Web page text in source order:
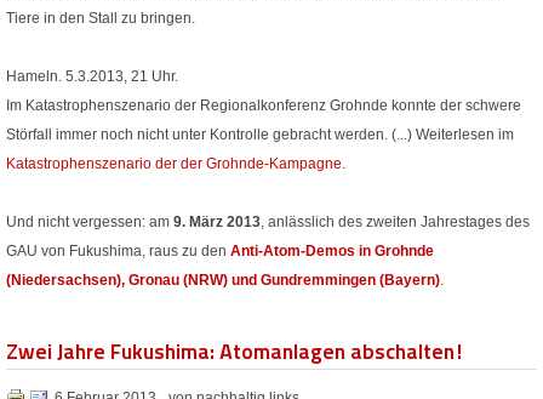
Tiere in den Stall zu bringen.
Hameln. 5.3.2013, 21 Uhr.
Im Katastrophenszenario der Regionalkonferenz Grohnde konnte der schwere
Störfall immer noch nicht unter Kontrolle gebracht werden. (...) Weiterlesen im
Katastrophenszenario der der Grohnde-Kampagne.
Und nicht vergessen: am 9. März 2013, anlässlich des zweiten Jahrestages des
GAU von Fukushima, raus zu den Anti-Atom-Demos in Grohnde
(Niedersachsen), Gronau (NRW) und Gundremmingen (Bayern).
Zwei Jahre Fukushima: Atomanlagen abschalten!